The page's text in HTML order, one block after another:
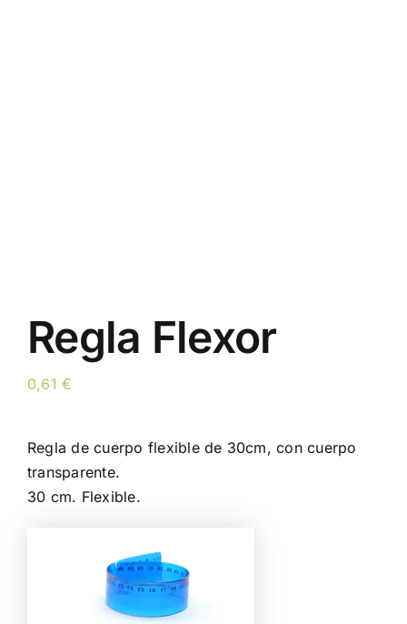
Regla Flexor
0,61€
Regla de cuerpo flexible de 30cm, con cuerpo
transparente.
30 cm. Flexible.